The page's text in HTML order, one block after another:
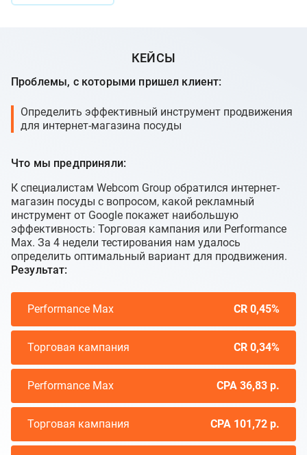
КЕЙСЫ
Проблемы, с которыми пришел клиент:
Определить эффективный инструмент продвижения
для интернет-магазина посуды
Что мы предприняли:
К специалистам Webcom Group обратился интернет-
магазин посуды с вопросом, какой рекламный
инструмент от Google покажет наибольшую
эффективность: Торговая кампания или Performance
Max. За 4 недели тестирования нам удалось
определить оптимальный вариант для продвижения.
Результат:
Performance Max CR 0,45%
Торговая кампания CR 0,34%
Performance Max CPA 36,83 р.
Торговая кампания CPA 101,72 р.